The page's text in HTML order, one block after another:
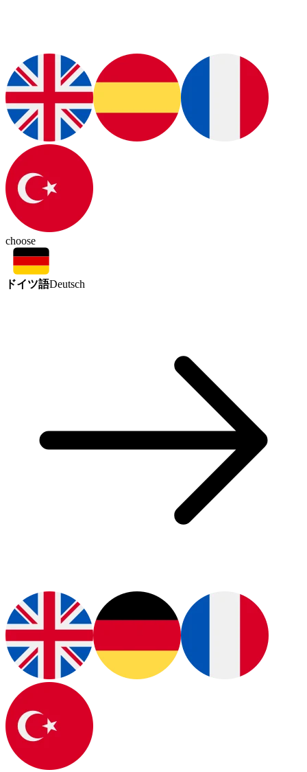
choose
ドイツ語Deutsch